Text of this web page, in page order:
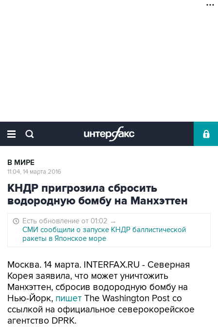
В МИРЕ
11:04, 14 марта 2016
КНДР пригрозила сбросить
водородную бомбу на Манхэттен
Есть обновление от 01:02 →
СМИ сообщили о запуске КНДР баллистической
ракеты в Японское море
Москва. 14 марта. INTERFAX.RU - Северная
Корея заявила, что может уничтожить
Манхэттен, сбросив водородную бомбу на
Нью-Йорк, пишет The Washington Post со
ссылкой на официальное северокорейское
агентство DPRK.